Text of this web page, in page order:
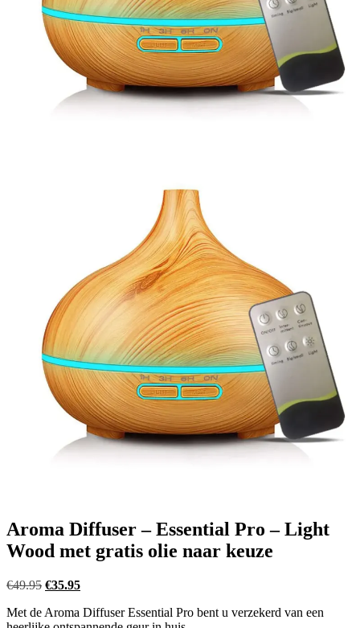
Aroma Diffuser – Essential Pro – Light
Wood met gratis olie naar keuze
€49.95 Oorspronkelijke
was:
€35.95Huidige
is:
Met de Aroma Diffuser Essential Pro bent u verzekerd van een